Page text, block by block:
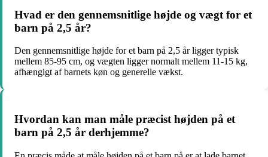
Hvad er den gennemsnitlige højde og vægt for et
barn på 2,5 år?
Den gennemsnitlige højde for et barn på 2,5 år ligger typisk
mellem 85-95 cm, og vægten ligger normalt mellem 11-15 kg,
afhængigt af barnets køn og generelle vækst.
Hvordan kan man måle præcist højden på et
barn på 2,5 år derhjemme?